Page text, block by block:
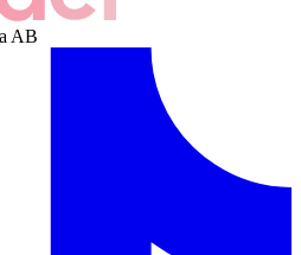
AB